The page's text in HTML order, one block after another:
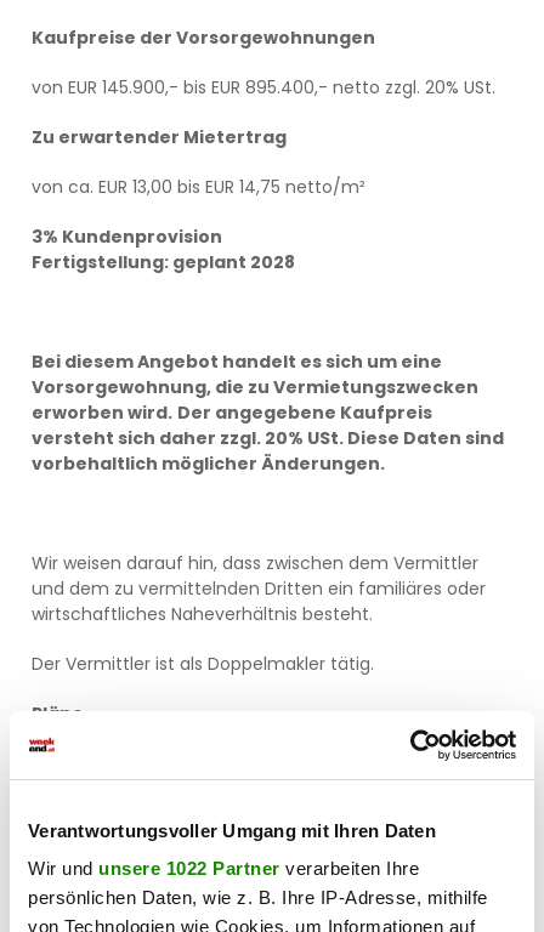
Verantwortungsvoller Umgang mit Ihren Daten
Wir und unsere 1022 Partner verarbeiten Ihre
persönlichen Daten, wie z. B. Ihre IP-Adresse, mithilfe
von Technologien wie Cookies, um Informationen auf
Kaufpreise der Vorsorgewohnungen
von EUR 145.900,- bis EUR 895.400,- netto zzgl. 20% USt.
Zu erwartender Mietertrag
von ca. EUR 13,00 bis EUR 14,75 netto/m²
3% Kundenprovision
Fertigstellung: geplant 2028
Bei diesem Angebot handelt es sich um eine
Vorsorgewohnung, die zu Vermietungszwecken
erworben wird. Der angegebene Kaufpreis
versteht sich daher zzgl. 20% USt. Diese Daten sind
vorbehaltlich möglicher Änderungen.
Wir weisen darauf hin, dass zwischen dem Vermittler
und dem zu vermittelnden Dritten ein familiäres oder
wirtschaftliches Naheverhältnis besteht.
Der Vermittler ist als Doppelmakler tätig.
Pläne